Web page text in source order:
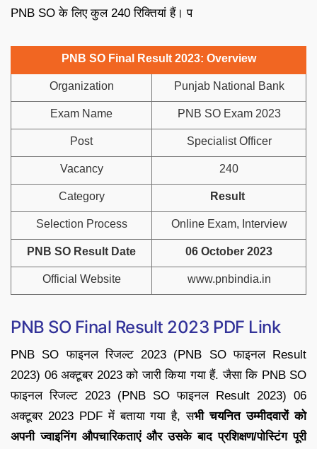
PNB SO के लिए कुल 240 रिक्तियां हैं। प
PNB SO Final Result 2023: Overview
Organization Punjab National Bank
Exam Name PNB SO Exam 2023
Post Specialist Officer
Vacancy 240
Category Result
Selection Process Online Exam, Interview
PNB SO Result Date 06 October 2023
Official Website www.pnbindia.in
PNB SO Final Result 2023 PDF Link
PNB SO फाइनल रिजल्ट 2023 (PNB SO फाइनल Result
2023) 06 अक्टूबर 2023 को जारी किया गया हैं. जैसा कि PNB SO
फाइनल रिजल्ट 2023 (PNB SO फाइनल Result 2023) 06
अक्टूबर 2023 PDF में बताया गया है, सभी चयनित उम्मीदवारों को
अपनी ज्वाइनिंग औपचारिकताएं और उसके बाद प्रशिक्षण/पोस्टिंग पूरी